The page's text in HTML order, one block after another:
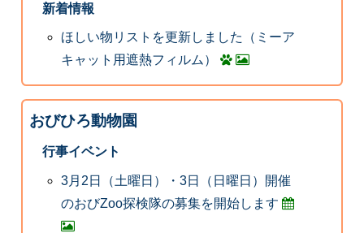
新着情報
ほしい物リストを更新しました（ミーア
キャット用遮熱フィルム）
おびひろ動物園
行事イベント
3月2日（土曜日）・3日（日曜日）開催
のおびZoo探検隊の募集を開始します